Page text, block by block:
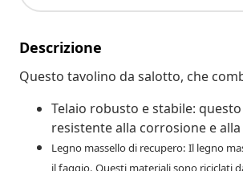
Descrizione
Questo tavolino da salotto, che
Telaio robusto e stabile:
resistente alla corrosione e
Legno massello di recupero: Il legno
il faggio. Questi materiali sono riciclati